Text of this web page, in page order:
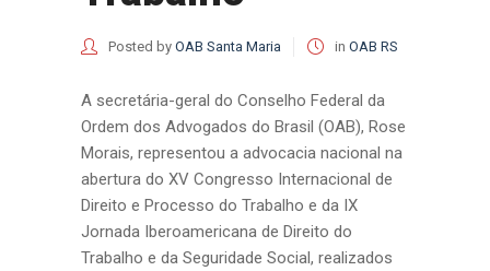
Posted by OAB Santa Maria in OAB RS
A secretária-geral do Conselho Federal da
Ordem dos Advogados do Brasil (OAB), Rose
Morais, representou a advocacia nacional na
abertura do XV Congresso Internacional de
Direito e Processo do Trabalho e da IX
Jornada Iberoamericana de Direito do
Trabalho e da Seguridade Social, realizados